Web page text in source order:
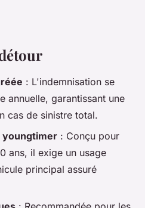
pour choisir
voiture
: L'indemnisation se
annuelle, garantissant une
cas de sinistre total.
youngtimer : Conçu pour
ans, il exige un usage
principal assuré